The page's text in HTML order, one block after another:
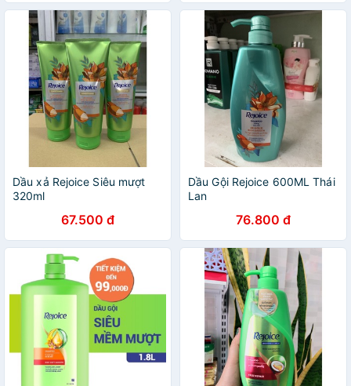
Dầu xả Rejoice Siêu mượt
320ml
67.500 đ
Dầu Gội Rejoice 600ML Thái
Lan
76.800 đ